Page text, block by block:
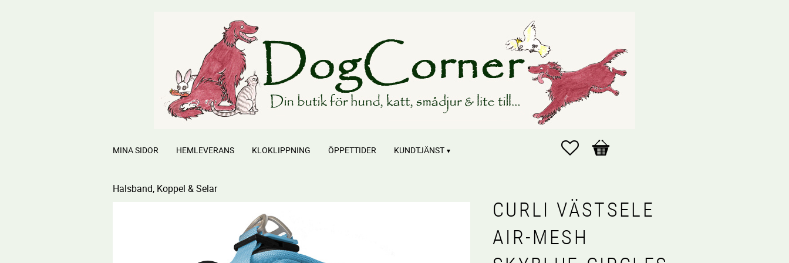
Favoriter
Kundvagn
MINA SIDOR HEMLEVERANS KLOKLIPPNING ÖPPETTIDER KUNDTJÄNST
Halsband, Koppel & Selar
CURLI VÄSTSELE
AIR-MESH